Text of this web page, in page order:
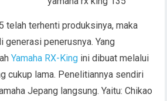
telah terhenti produksinya, maka
penerusnya. Yang
Yamaha RX-King ini dibuat melalui
cukup lama. Penelitiannya sendiri
Jepang langsung. Yaitu: Chikao